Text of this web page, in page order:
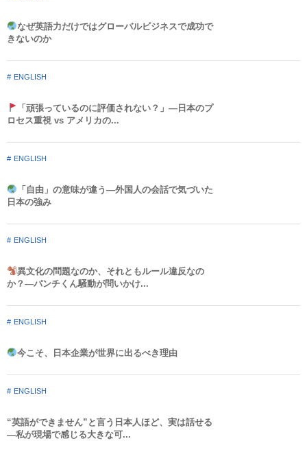
なぜ英語力だけではグローバルビジネスで成功で
きないのか
ENGLISH
「頑張っているのに評価されない？」—日本のプ
ロセス重視 vs アメリカの...
ENGLISH
「自由」の意味が違う—外国人の会話で気づいた
日本の強み
ENGLISH
異文化の問題なのか、それともルール違反なの
か？—パンチくん騒動が問いかけ...
ENGLISH
今こそ、日本企業が世界に出るべき理由
ENGLISH
“英語ができません”と言う日本人ほど、実は話せる
—私が現場で感じる大きな可...